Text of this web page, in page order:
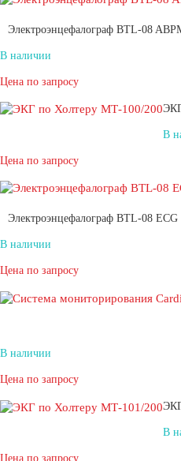
Электроэнцефалограф BTL-08
В наличии
Цена по запросу
В
Цена по запросу
Электроэнцефалограф BTL-08
В наличии
Цена по запросу
В наличии
Цена по запросу
В
Цена по запросу